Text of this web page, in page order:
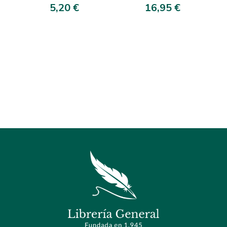
5,20 € 16,95 €